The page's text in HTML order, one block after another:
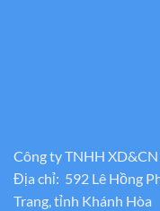
Công ty TNHH
Địa chỉ: 592 Lê Hồng
Trang, tỉnh Khánh Hòa